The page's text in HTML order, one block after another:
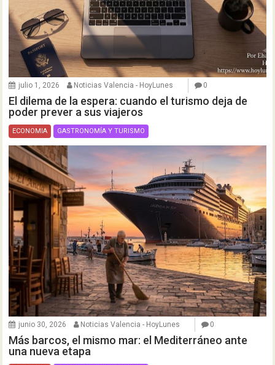
julio 1, 2026 Noticias Valencia - HoyLunes 0
El dilema de la espera: cuando el turismo deja de
poder prever a sus viajeros
ECONOMIA GASTRONOMÍA Y TURISMO
junio 30, 2026 Noticias Valencia - HoyLunes 0
Más barcos, el mismo mar: el Mediterráneo ante
una nueva etapa